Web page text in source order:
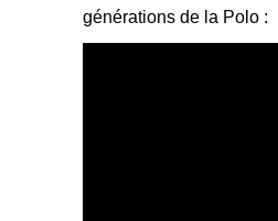
générations de la Polo :